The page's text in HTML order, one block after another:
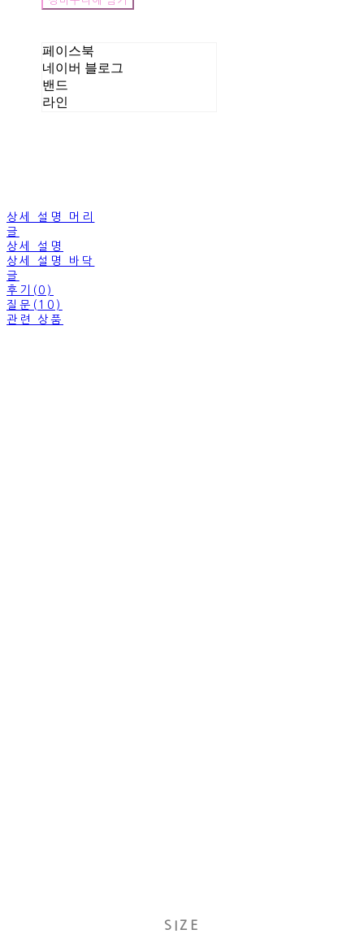
페이스북
네이버 블로그
밴드
라인
상세 설명 머리
글
상세 설명
상세 설명 바닥
글
후기(0)
질문(10)
관련 상품
SIZE